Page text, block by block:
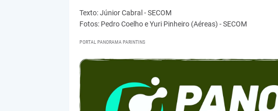
Texto: Júnior Cabral - SECOM
Fotos: Pedro Coelho e Yuri Pinheiro (Aéreas) - SECOM
PORTAL PANORAMA PARINTINS